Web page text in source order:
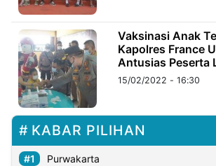
PT.
Kabarbaru
Media
Holding
Vaksinasi Anak
Kapolres France
Antusias Peserta
15/02/2022 - 16:30
KABAR PILIHAN
Purwakarta